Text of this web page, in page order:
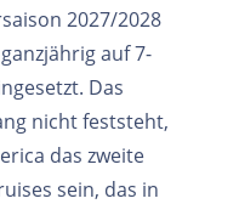
2027/2028
auf 7-
Das
nicht feststeht,
das zweite
sein, das in